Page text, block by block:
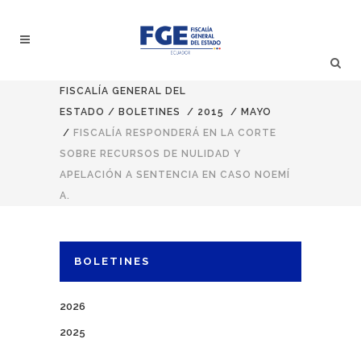
FISCALÍA GENERAL DEL
ESTADO / BOLETINES / 2015 / MAYO
/ FISCALÍA RESPONDERÁ EN LA CORTE
SOBRE RECURSOS DE NULIDAD Y
APELACIÓN A SENTENCIA EN CASO NOEMÍ
A.
BOLETINES
2026
2025